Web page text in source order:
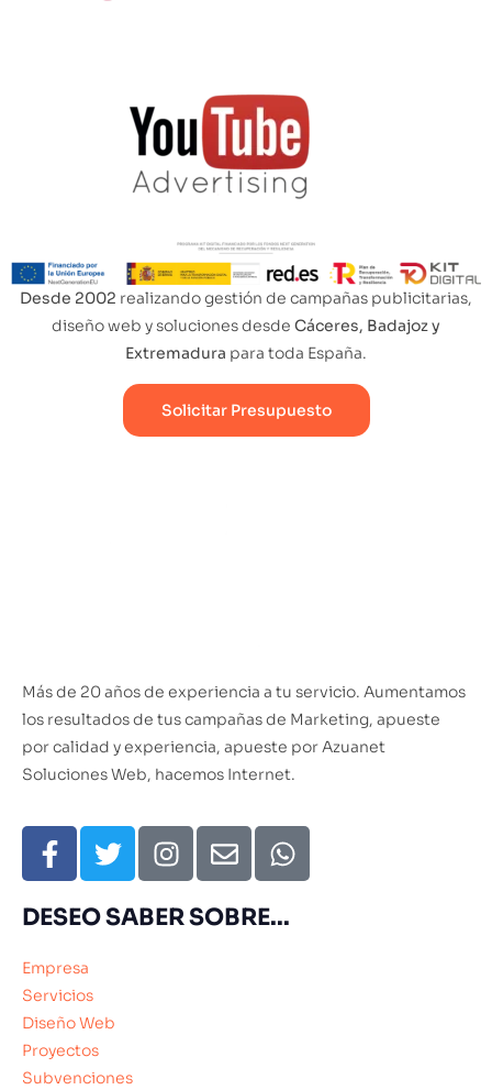
Desde 2002 realizando gestión de campañas publicitarias,
diseño web y soluciones desde Cáceres, Badajoz y
Extremadura para toda España.
Solicitar Presupuesto
Más de 20 años de experiencia a tu servicio. Aumentamos
los resultados de tus campañas de Marketing, apueste
por calidad y experiencia, apueste por Azuanet
Soluciones Web, hacemos Internet.
DESEO SABER SOBRE...
Empresa
Servicios
Diseño Web
Proyectos
Subvenciones